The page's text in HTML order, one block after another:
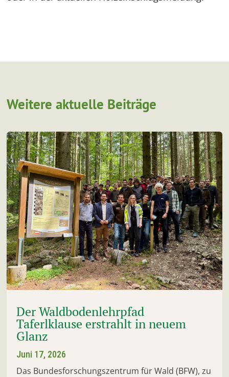
Weitere aktuelle Beiträge
Der Waldbodenlehrpfad
Taferlklause erstrahlt in neuem
Glanz
Juni 17, 2026
Das Bundesforschungszentrum für Wald (BFW), zu